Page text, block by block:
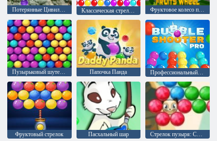
Потерянные Цивилизации Классическая стрелялка по пузырям Фруктовое колесо пузырьковый шутер
Пузырьковый шутер Перезагрузка Папочка Панда Профессиональный стрелок по пузырям
Фруктовый стрелок Пасхальный шар Стрелок пузыря: Сага 2